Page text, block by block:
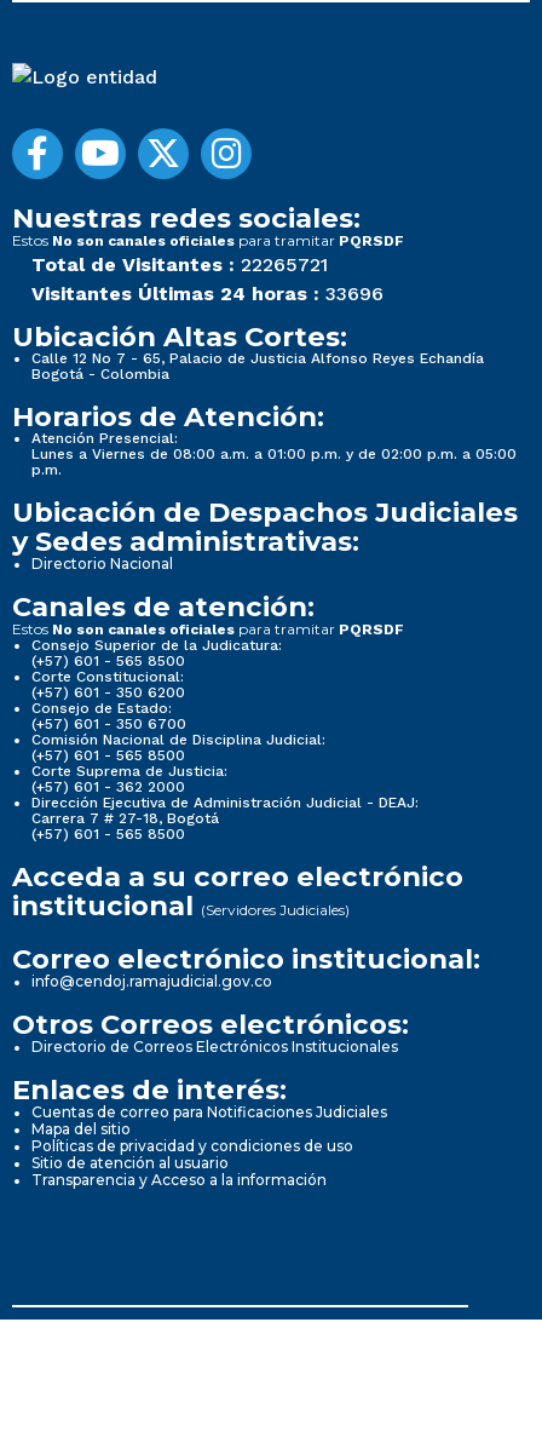
Nuestras redes sociales:
Estos No son canales oficiales para tramitar PQRSDF
Total de Visitantes : 22265721
Visitantes Últimas 24 horas : 33696
Ubicación Altas Cortes:
Calle 12 No 7 - 65, Palacio de Justicia Alfonso Reyes Echandía
Bogotá - Colombia
Horarios de Atención:
Atención Presencial:
Lunes a Viernes de 08:00 a.m. a 01:00 p.m. y de 02:00 p.m. a 05:00
p.m.
Ubicación de Despachos Judiciales
y Sedes administrativas:
Directorio Nacional
Canales de atención:
Estos No son canales oficiales para tramitar PQRSDF
Consejo Superior de la Judicatura:
(+57) 601 - 565 8500
Corte Constitucional:
(+57) 601 - 350 6200
Consejo de Estado:
(+57) 601 - 350 6700
Comisión Nacional de Disciplina Judicial:
(+57) 601 - 565 8500
Corte Suprema de Justicia:
(+57) 601 - 362 2000
Dirección Ejecutiva de Administración Judicial - DEAJ:
Carrera 7 # 27-18, Bogotá
(+57) 601 - 565 8500
Acceda a su correo electrónico
institucional (Servidores Judiciales)
Correo electrónico institucional:
info@cendoj.ramajudicial.gov.co
Otros Correos electrónicos:
Directorio de Correos Electrónicos Institucionales
Enlaces de interés:
Cuentas de correo para Notificaciones Judiciales
Mapa del sitio
Políticas de privacidad y condiciones de uso
Sitio de atención al usuario
Transparencia y Acceso a la información